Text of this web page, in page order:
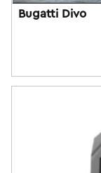
Bugatti Divo